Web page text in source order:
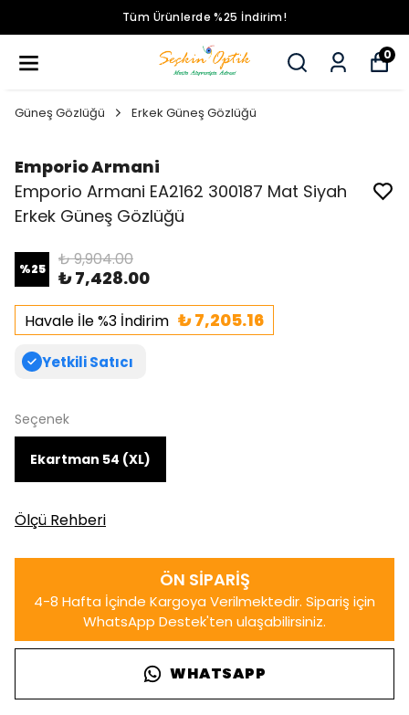
Tüm Ürünlerde %25 İndirim!
0
Güneş Gözlüğü Erkek Güneş Gözlüğü
Emporio Armani
Emporio Armani EA2162 300187 Mat Siyah
Erkek Güneş Gözlüğü
%25 ₺ 9,904.00
₺ 7,428.00
Havale İle %3 İndirim ₺ 7,205.16
Yetkili Satıcı
Seçenek
Ekartman 54 (XL)
Ölçü Rehberi
WHATSAPP